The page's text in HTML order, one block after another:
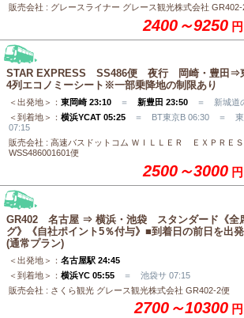
販売会社 : グレースライナー グレース観光株式会社 GR402-
2400～9250 円
STAR EXPRESS SS486便 夜行 岡崎・豊田⇒
4列エコノミーシート※一部乗降地の制限あり
＜出発地＞： 東岡崎 23:10 ＝ 新豊田 23:50 ＝ 新城道
＜到着地＞： 横浜YCAT 05:25 ＝ BT東京B 06:30 ＝ 東
07:15
販売会社 : 高速バスドットコム ＷＩＬＬＥＲ ＥＸＰＲＥ
WSS486001601便
2500～3000 円
GR402 名古屋 ⇒ 横浜・池袋 スタンダード《全
グ》《自社ポイント5％付与》■到着日の前日を出
(通常プラン)
＜出発地＞： 名古屋駅 24:45
＜到着地＞： 横浜YC 05:55 ＝ 池袋サ 07:15
販売会社 : さくら観光 グレース観光株式会社 GR402-2便
2700～10300 円